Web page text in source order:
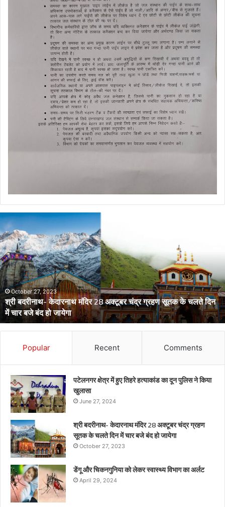
डेंगू
और
चिकनगुनिया
को
लेकर
स्वास्थ्य
विभाग
का
अर्लटApril 29, 2024
डेंगू और चिकनगुनिया को लेकर स्वास्थ्य विभाग का अर्लट
Popular Recent Comments
पटेलनगर क्षेत्र में हुए तिहरे हत्याकांड का दून पुलिस ने किया
खुलासा
June 27, 2024
श्री बदरीनाथ- केदारनाथ मंदिर 28 अक्टूबर चंद्र ग्रहण
सूतक के चलते दिन में चार बजे बंद हो जायेगा
October 27, 2023
डेंगू और चिकनगुनिया को लेकर स्वास्थ्य विभाग का अर्लट
April 29, 2024